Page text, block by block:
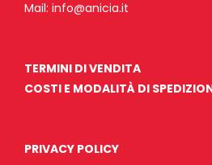
Mail: info@anicia.it
TERMINI DI VENDITA
COSTI E MODALITÀ DI
PRIVACY POLICY